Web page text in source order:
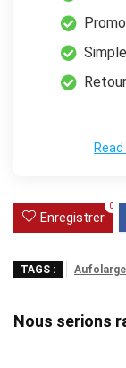
Promo
Enregistrer
0
TAGS :
Nous serions